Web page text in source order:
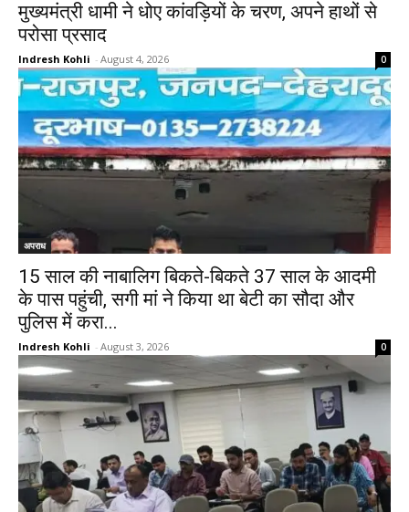
मुख्यमंत्री धामी ने धोए कांवड़ियों के चरण, अपने हाथों से
परोसा प्रसाद
Indresh Kohli - August 4, 2026 0
अपराध
15 साल की नाबालिग बिकते-बिकते 37 साल के आदमी
के पास पहुंची, सगी मां ने किया था बेटी का सौदा और
पुलिस में करा...
Indresh Kohli - August 3, 2026 0